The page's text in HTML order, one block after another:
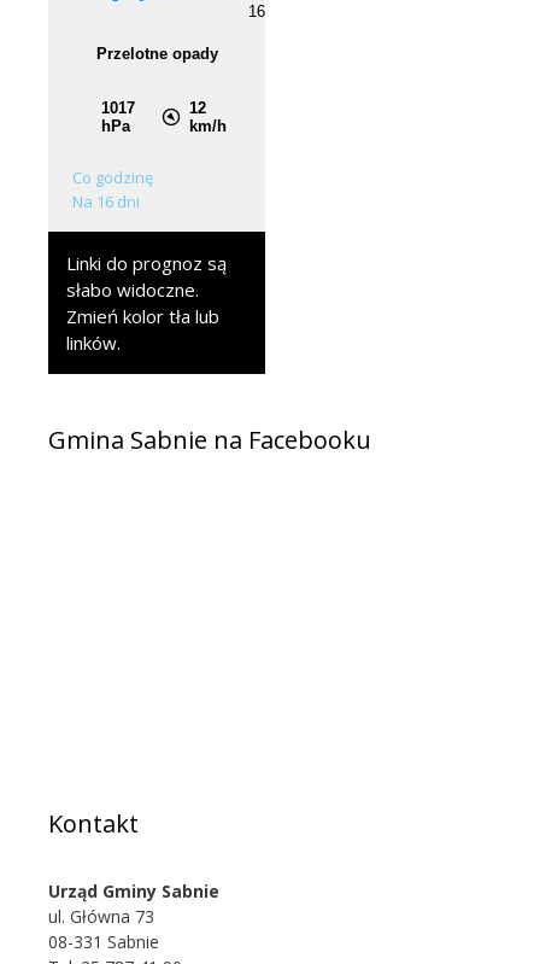
Co godzinę
Na 16 dni
Linki do prognoz są
słabo widoczne.
Zmień kolor tła lub
linków.
Gmina Sabnie na Facebooku
Kontakt
Urząd Gminy Sabnie
ul. Główna 73
08-331 Sabnie